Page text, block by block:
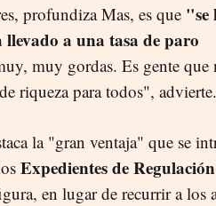
profundiza Mas, es que "se
a una tasa de paro
muy gordas. Es gente que
riqueza para todos", advierte.
la "gran ventaja" que se
Expedientes de Regulación
en lugar de recurrir a los